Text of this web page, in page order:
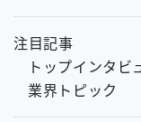
注目記事
トップインタビ
業界トピック